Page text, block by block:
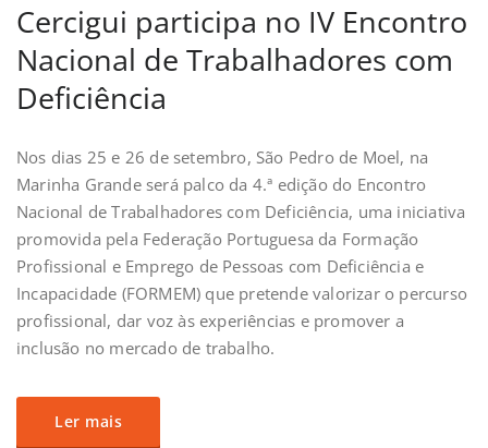
Cercigui participa no IV Encontro
Nacional de Trabalhadores com
Deficiência
Nos dias 25 e 26 de setembro, São Pedro de Moel, na
Marinha Grande será palco da 4.ª edição do Encontro
Nacional de Trabalhadores com Deficiência, uma iniciativa
promovida pela Federação Portuguesa da Formação
Profissional e Emprego de Pessoas com Deficiência e
Incapacidade (FORMEM) que pretende valorizar o percurso
profissional, dar voz às experiências e promover a
inclusão no mercado de trabalho.
Ler mais